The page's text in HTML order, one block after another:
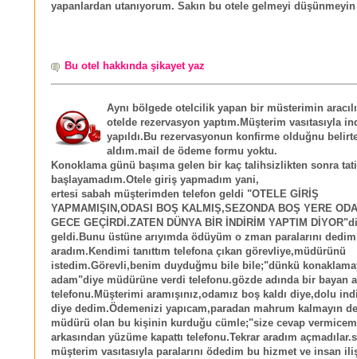
yapanlardan utanıyorum. Sakın bu otele gelmeyi
Bu otel hakkında şikayet yaz
Aynı bölgede otelcilik yapan bir müsterimin
otelde rezervasyon yaptım.Müşterim vasıtasıyla
yapıldı.Bu rezervasyonun konfirme olduğnu
aldım.mail de ödeme formu yoktu.
Konoklama günü başıma gelen bir kaç talihsizlikten sonra
başlayamadım.Otele giriş yapmadım yani,
ertesi sabah müşterimden telefon geldi "OTELE GİRİŞ
YAPMAMIŞIN,ODASI BOŞ KALMIŞ,SEZONDA BOŞ YERE
GECE GEÇİRDİ.ZATEN DÜNYA BİR İNDİRİM YAPTIM
geldi.Bunu üstüne arıyımda ödüyüm o zman paralarını
aradım.Kendimi tanıttım telefona çıkan görevliye,müdürünü
istedim.Görevli,benim duyduğmu bile bile;"dünkü
adam"diye müdürüne verdi telefonu.gözde adında bir bayan
telefonu.Müşterimi aramışınız,odamız boş kaldı diye,dolu
diye dedim.Ödemenizi yapıcam,paradan mahrum kalmayın
müdürü olan bu kişinin kurduğu cümle;"size cevap
arkasından yüzüme kapattı telefonu.Tekrar aradım
müşterim vasıtasıyla paralarını ödedim bu hizmet ve insan